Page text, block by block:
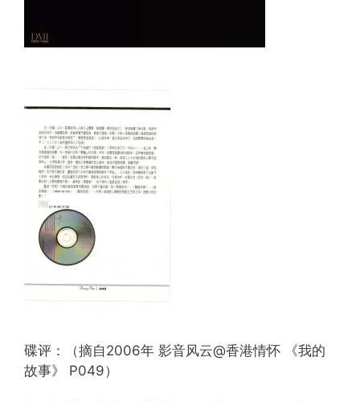
碟评：（摘自2006年 影音风云@香港情怀 《我的
故事》 P049）